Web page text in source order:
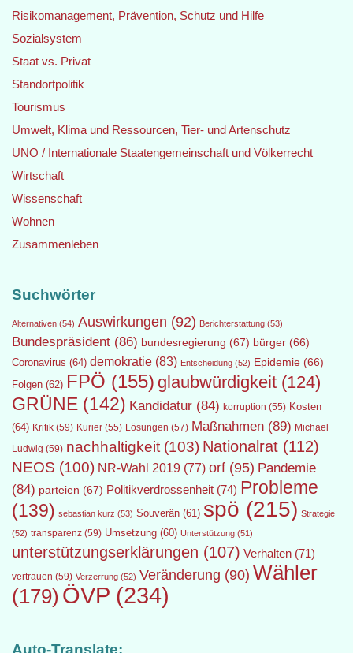
Risikomanagement, Prävention, Schutz und Hilfe
Sozialsystem
Staat vs. Privat
Standortpolitik
Tourismus
Umwelt, Klima und Ressourcen, Tier- und Artenschutz
UNO / Internationale Staatengemeinschaft und Völkerrecht
Wirtschaft
Wissenschaft
Wohnen
Zusammenleben
Suchwörter
Alternativen (54) Auswirkungen (92) Berichterstattung (53)
Bundespräsident (86) bundesregierung (67) bürger (66)
Coronavirus (64) demokratie (83) Entscheidung (52) Epidemie (66)
Folgen (62) FPÖ (155) glaubwürdigkeit (124)
GRÜNE (142) Kandidatur (84) korruption (55) Kosten
(64) Kritik (59) Kurier (55) Lösungen (57) Maßnahmen (89) Michael
Ludwig (59) nachhaltigkeit (103) Nationalrat (112)
NEOS (100) NR-Wahl 2019 (77) orf (95) Pandemie
(84) parteien (67) Politikverdrossenheit (74) Probleme
(139) sebastian kurz (53) Souverän (61) spö (215) Strategie
(52) transparenz (59) Umsetzung (60) Unterstützung (51)
unterstützungserklärungen (107) Verhalten (71)
vertrauen (59) Verzerrung (52) Veränderung (90) Wähler
(179) ÖVP (234)
Auto-Translate: